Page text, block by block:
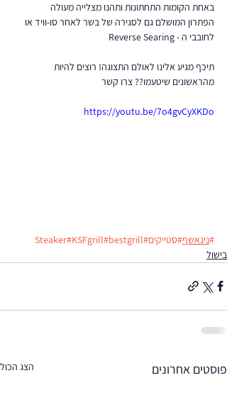
באחת הקומות התחתונות ותהנו מצלייה מעולה
הפתרון המושלם גם לסגירה של בשר לאחר סו-וויד או
לחובבי ה - Reverse Searing
תיכף מגיע אלינו לאולם התצוגה! רוצים להיות
מהראשונים שיטעמו?? צרו קשר
https://youtu.be/7o4gvCyXKDo
#ניגאשף#סטייקים#Steaker
#KSFgrill#bestgrill
בישול
פוסטים אחרונים הצג הכול